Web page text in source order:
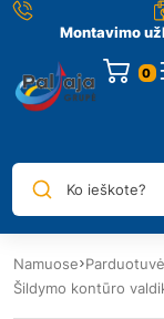
Montavimo
0
Ko ieškote?
Namuose Parduotuvė
Šildymo kontūro